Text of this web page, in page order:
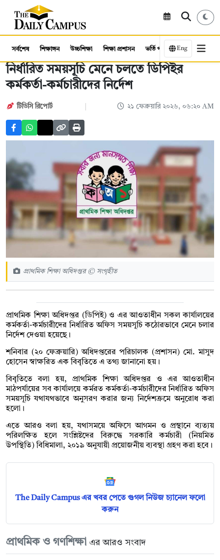
সর্বশেষ শিক্ষাঙ্গন উচ্চশিক্ষা শিক্ষা প্রশাসন ভর্তি পরীক্ষা কর্মসংস্থান
Eng
নির্ধারিত সময়সূচি মেনে চলতে ডিপিইর
কর্মকর্তা-কর্মচারীদের নির্দেশ
টিডিসি রিপোর্ট ২১ ফেব্রুয়ারি ২০২৬, ০৬:২০ AM
প্রাথমিক শিক্ষা অধিদপ্তর © সংগৃহীত
প্রাথমিক শিক্ষা অধিদপ্তর (ডিপিই) ও এর আওতাধীন সকল কার্যালয়ের
কর্মকর্তা-কর্মচারীদের নির্ধারিত অফিস সময়সূচি কঠোরভাবে মেনে চলার
নির্দেশ দেওয়া হয়েছে।
শনিবার (২০ ফেব্রুয়ারি) অধিদপ্তরের পরিচালক (প্রশাসন) মো. মাসুদ
হোসেন স্বাক্ষরিত এক বিবৃতিতে এ তথ্য জানানো হয়।
বিবৃতিতে বলা হয়, প্রাথমিক শিক্ষা অধিদপ্তর ও এর আওতাধীন
মাঠপর্যায়ের সব কার্যালয়ে কর্মরত কর্মকর্তা-কর্মচারীদের নির্ধারিত অফিস
সময়সূচি যথাযথভাবে অনুসরণ করার জন্য নির্দেশক্রমে অনুরোধ করা
হলো।
এতে আরও বলা হয়, যথাসময়ে অফিসে আগমন ও প্রস্থানে ব্যত্যয়
পরিলক্ষিত হলে সংশ্লিষ্টদের বিরুদ্ধে সরকারি কর্মচারী (নিয়মিত
উপস্থিতি) বিধিমালা, ২০১৯ অনুযায়ী প্রয়োজনীয় ব্যবস্থা গ্রহণ করা হবে।
The Daily Campus এর খবর পেতে গুগল নিউজ চ্যানেল ফলো
করুন
প্রাথমিক ও গণশিক্ষা এর আরও সংবাদ